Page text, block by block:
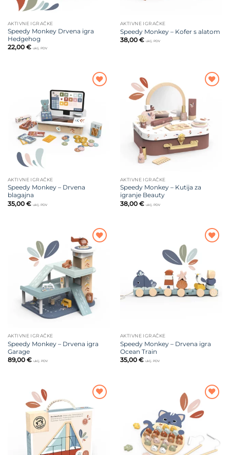
AKTIVNE IGRAČKE
Speedy Monkey Drvena igra
Hedgehog
22,00 € uklj. PDV
AKTIVNE IGRAČKE
Speedy Monkey – Kofer s alatom
38,00 € uklj. PDV
Dodajte
AKTIVNE IGRAČKE
Speedy Monkey – Drvena
blagajna
35,00 € uklj. PDV
AKTIVNE IGRAČKE
Speedy Monkey – Kutija za
igranje Beauty
38,00 € uklj. PDV
Dodajte
na listu
želja
AKTIVNE IGRAČKE
Speedy Monkey – Drvena igra
Garage
89,00 € uklj. PDV
Dodajte
AKTIVNE IGRAČKE
Speedy Monkey – Drvena igra
Ocean Train
35,00 € uklj. PDV
Dodajte
na listu
želja
Dodajte
na listu
želja